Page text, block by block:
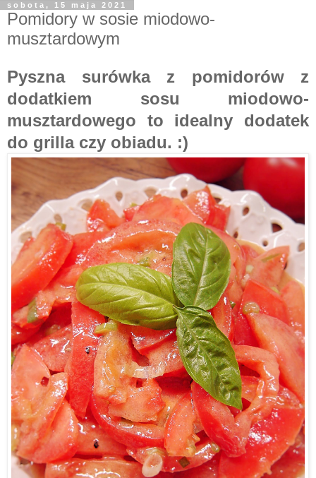
sobota, 15 maja 2021
Pomidory w sosie miodowo-
musztardowym
Pyszna surówka z pomidorów z
dodatkiem sosu miodowo-
musztardowego to idealny dodatek
do grilla czy obiadu. :)